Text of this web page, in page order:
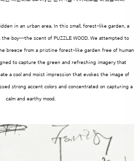
in an urban area. In this small, forest-like garden, a
boy—the scent of PUZZLE WOOD. We attempted to
breeze from a pristine forest-like garden free of human
to capture the green and refreshing imagery that
a cool and moist impression that evokesthe image of
strong accent colors and concentrated on capturing a
calm and earthy mood.